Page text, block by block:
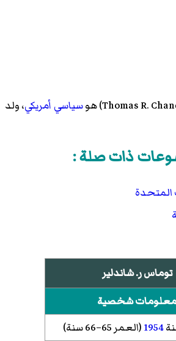
Thomas R.)‏ هوسياسي أمريكي، ولد
ذات صلة :
المتحدة
توماس ر. شاندلير
معلومات شخصية
1954(العمر 65–66 سنة)